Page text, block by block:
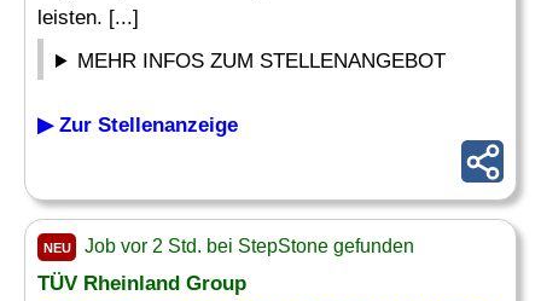
leisten. [...]
MEHR INFOS ZUM STELLENANGEBOT
▶ Zur Stellenanzeige
NEU Job vor 2 Std. bei StepStone gefunden
TÜV Rheinland Group